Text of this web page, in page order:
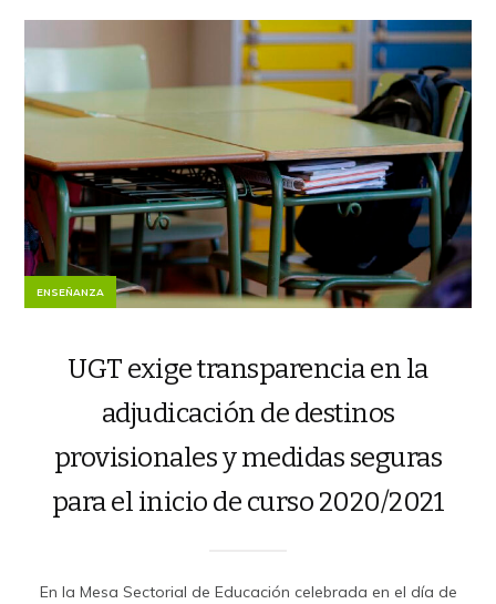
ENSEÑANZA
UGT exige transparencia en la
adjudicación de destinos
provisionales y medidas seguras
para el inicio de curso 2020/2021
En la Mesa Sectorial de Educación celebrada en el día de